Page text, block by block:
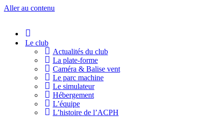
Aller au contenu
Le club
Actualités du club
La plate-forme
Caméra & Balise vent
Le parc machine
Le simulateur
Hébergement
L’équipe
L’histoire de l’ACPH